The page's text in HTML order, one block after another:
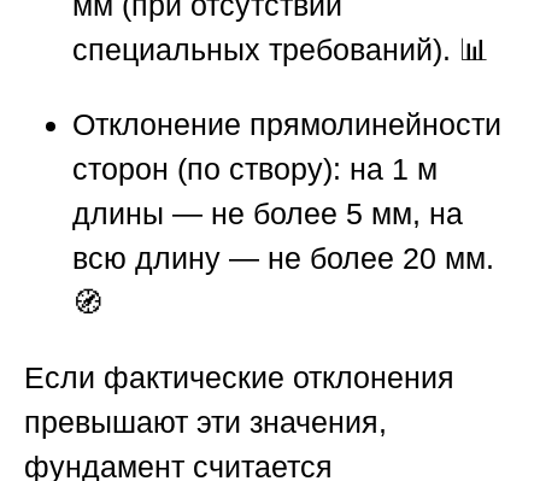
специальных требований). 📊
Отклонение прямолинейности
сторон (по створу): на 1 м
длины — не более 5 мм, на
всю длину — не более 20 мм.
🧭
Если фактические отклонения
превышают эти значения,
фундамент считается